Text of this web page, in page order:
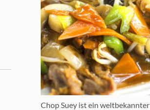
Chop Suey ist ein weltbekannter